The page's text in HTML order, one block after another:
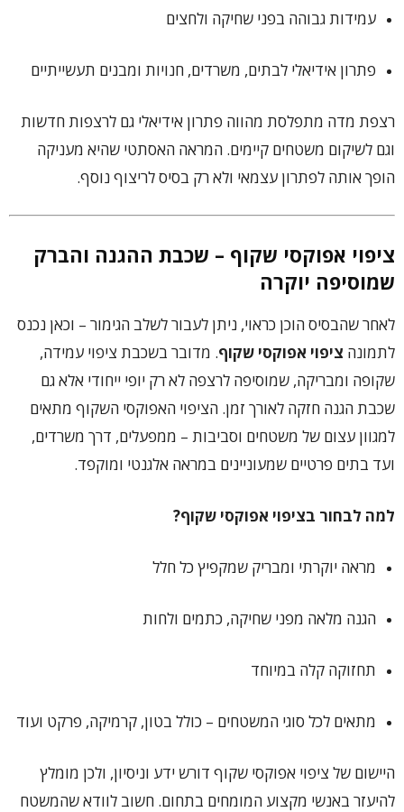
עמידות גבוהה בפני שחיקה ולחצים
פתרון אידיאלי לבתים, משרדים, חנויות ומבנים תעשייתיים
רצפת מדה מתפלסת מהווה פתרון אידיאלי גם לרצפות חדשות
וגם לשיקום משטחים קיימים. המראה האסתטי שהיא מעניקה
הופך אותה לפתרון עצמאי ולא רק בסיס לריצוף נוסף.
ציפוי אפוקסי שקוף – שכבת ההגנה והברק
שמוסיפה יוקרה
לאחר שהבסיס הוכן כראוי, ניתן לעבור לשלב הגימור – וכאן נכנס
לתמונה ציפוי אפוקסי שקוף. מדובר בשכבת ציפוי עמידה,
שקופה ומבריקה, שמוסיפה לרצפה לא רק יופי ייחודי אלא גם
שכבת הגנה חזקה לאורך זמן. הציפוי האפוקסי השקוף מתאים
למגוון עצום של משטחים וסביבות – ממפעלים, דרך משרדים,
ועד בתים פרטיים שמעוניינים במראה אלגנטי ומוקפד.
למה לבחור בציפוי אפוקסי שקוף?
מראה יוקרתי ומבריק שמקפיץ כל חלל
הגנה מלאה מפני שחיקה, כתמים ולחות
תחזוקה קלה במיוחד
מתאים לכל סוגי המשטחים – כולל בטון, קרמיקה, פרקט ועוד
היישום של ציפוי אפוקסי שקוף דורש ידע וניסיון, ולכן מומלץ
להיעזר באנשי מקצוע המומחים בתחום. חשוב לוודא שהמשטח